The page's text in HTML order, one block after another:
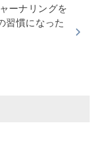
ーナリングを
習慣になった